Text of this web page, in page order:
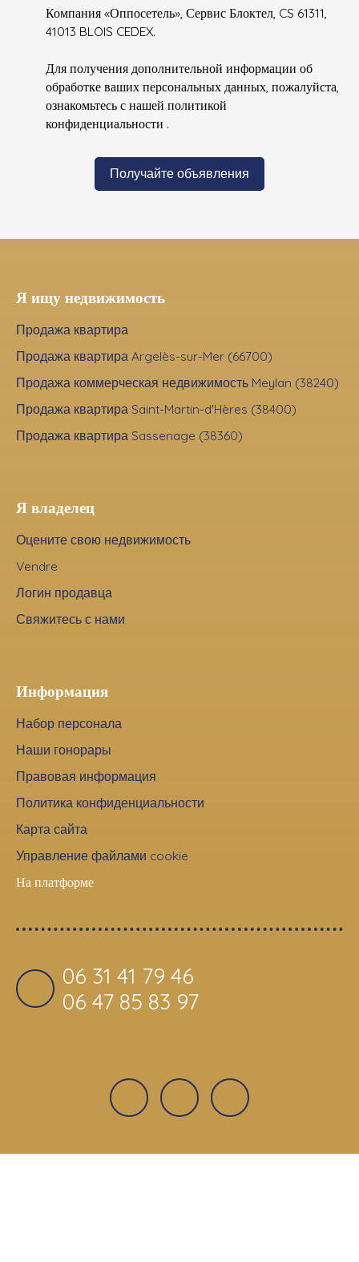
Компания «Оппосетель», Сервис Блоктел, CS 61311,
41013 BLOIS CEDEX.
Для получения дополнительной информации об
обработке ваших персональных данных, пожалуйста,
ознакомьтесь с нашей политикой
конфиденциальности .
Получайте объявления
Я ищу недвижимость
Продажа квартира
Продажа квартира Argelès-sur-Mer (66700)
Продажа коммерческая недвижимость Meylan (38240)
Продажа квартира Saint-Martin-d'Hères (38400)
Продажа квартира Sassenage (38360)
Я владелец
Оцените свою недвижимость
Vendre
Логин продавца
Свяжитесь с нами
Информация
Набор персонала
Наши гонорары
Правовая информация
Политика конфиденциальности
Карта сайта
Управление файлами cookie
На платформе
06 31 41 79 46
06 47 85 83 97